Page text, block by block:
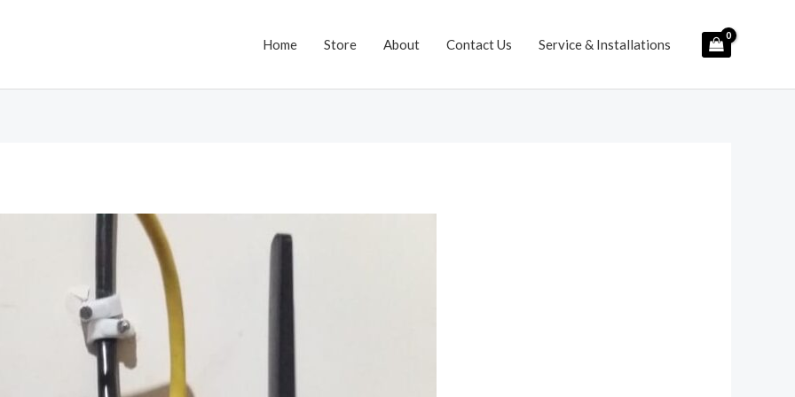
Home Store About Contact Us Service & Installations